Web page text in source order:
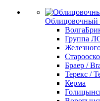
Облицовочный
Группа
Браер /
Терекс /
Керма